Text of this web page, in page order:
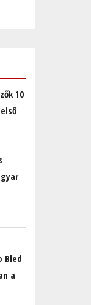
10
Bled
a